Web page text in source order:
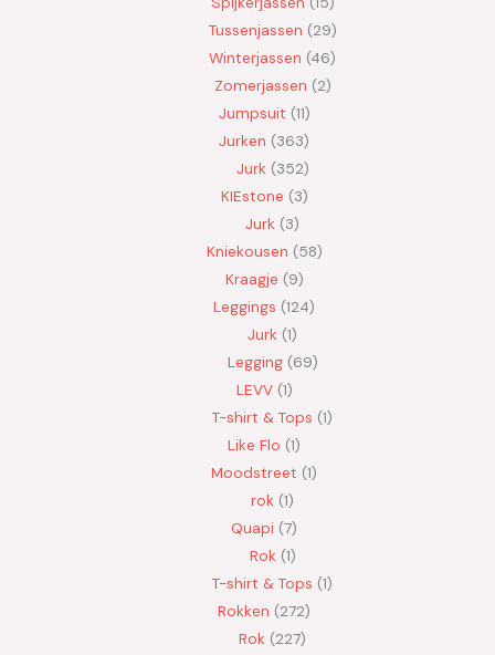
Tussenjassen 29
Winterjassen 46
Zomerjassen 2
Jumpsuit 11
Jurken 363
Jurk 352
KIEstone 3
Jurk 3
Kniekousen 58
Kraagje 9
Leggings 124
Jurk 1
Legging 69
LEVV 1
T-shirt & Tops 1
Like Flo 1
Moodstreet 1
rok 1
Quapi 7
Rok 1
T-shirt & Tops 1
Rokken 272
Rok 227